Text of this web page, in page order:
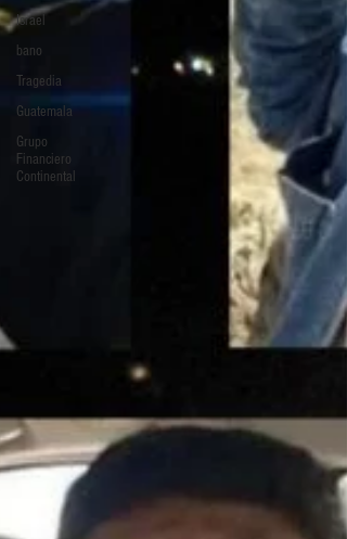
Israel
bano
Tragedia
Guatemala
Grupo
Financiero
Continental